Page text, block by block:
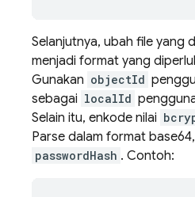
Selanjutnya, ubah file yang
menjadi format yang
Gunakan objectId
sebagai localId
Selain itu, enkode nilai
Parse dalam format
passwordHash . Contoh: